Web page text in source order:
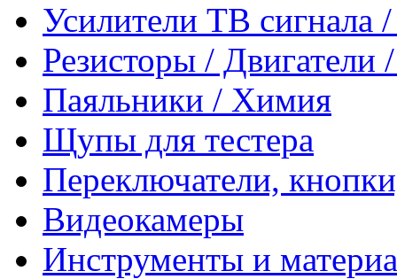
Усилители ТВ сигнала
Резисторы /
Паяльники / Химия
Щупы для тестера
Переключатели,
Видеокамеры
Инструменты и